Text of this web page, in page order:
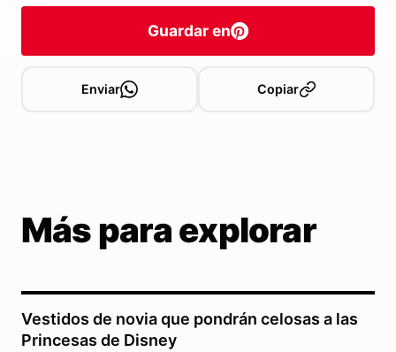
Guardar en
Enviar Copiar
Más para explorar
Vestidos de novia que pondrán celosas a las
Princesas de Disney